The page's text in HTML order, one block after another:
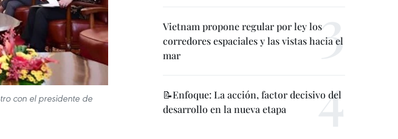
con el presidente de
Vietnam propone regular por ley los
corredores espaciales y las vistas hacia el
mar
📝Enfoque: La acción, factor decisivo del
desarrollo en la nueva etapa